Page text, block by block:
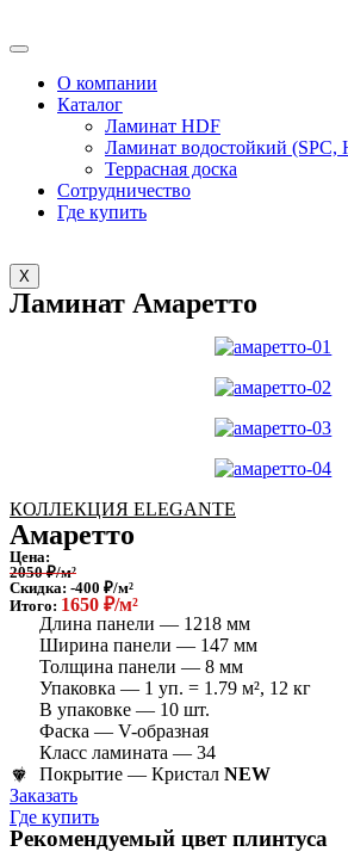
О компании
Каталог
Ламинат HDF
Ламинат водостойкий (SPC,
Террасная доска
Сотрудничество
Где купить
X
Ламинат Амаретто
КОЛЛЕКЦИЯ ELEGANTE
Амаретто
Цена:
2050 ₽/м²
Скидка: -400 ₽/м²
Итого: 1650 ₽/м²
Длина панели — 1218 мм
Ширина панели — 147 мм
Толщина панели — 8 мм
Упаковка — 1 уп. = 1.79 м², 12 кг
В упаковке — 10 шт.
Фаска — V-образная
Класс ламината — 34
Покрытие — Кристал NEW
Заказать
Где купить
Рекомендуемый цвет плинтуса